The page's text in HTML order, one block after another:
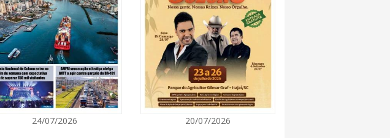
GERAL
07/08/2026 | 07:00
Jordan Hang leva estratégias de marketing e vendas ao
InspiraBQ, em Brusque
ITAPEMA
07/08/2026 | 07:00
24/07/2026 20/07/2026